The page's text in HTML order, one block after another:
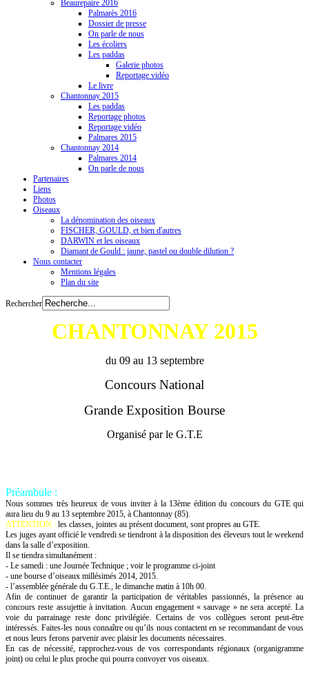
Beaurepaire 2016
Palmarès 2016
Dossier de presse
On parle de nous
Les écoliers
Les paddas
Galerie photos
Reportage vidéo
Le livre
Chantonnay 2015
Les paddas
Reportage photos
Reportage vidéo
Palmares 2015
Chantonnay 2014
Palmares 2014
On parle de nous
Partenaires
Liens
Photos
Oiseaux
La dénomination des oiseaux
FISCHER, GOULD, et bien d'autres
DARWIN et les oiseaux
Diamant de Gould : jaune, pastel ou double dilution ?
Nous contacter
Mentions légales
Plan du site
Rechercher
CHANTONNAY 2015
du 09 au 13 septembre
Concours National
Grande Exposition Bourse
Organisé par le G.T.E
Préambule :
Nous sommes très heureux de vous inviter à la 13ème édition du concours du GTE qui
aura lieu du 9 au 13 septembre 2015, à Chantonnay (85).
ATTENTION : les classes, jointes au présent document, sont propres au GTE.
Les juges ayant officié le vendredi se tiendront à la disposition des éleveurs tout le weekend
dans la salle d’exposition.
Il se tiendra simultanément :
- Le samedi : une Journée Technique ; voir le programme ci-joint
- une bourse d’oiseaux millésimés 2014, 2015.
- l’assemblée générale du G.T.E., le dimanche matin à 10h 00.
Afin de continuer de garantir la participation de véritables passionnés, la présence au
concours reste assujettie à invitation. Aucun engagement « sauvage » ne sera accepté. La
voie du parrainage reste donc privilégiée. Certains de vos collègues seront peut-être
intéressés. Faites-les nous connaître ou qu’ils nous contactent en se recommandant de vous
et nous leurs ferons parvenir avec plaisir les documents nécessaires.
En cas de nécessité, rapprochez-vous de vos correspondants régionaux (organigramme
joint) ou celui le plus proche qui pourra convoyer vos oiseaux.